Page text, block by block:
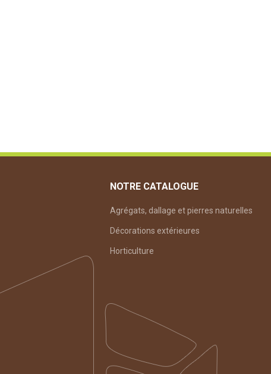
NOTRE CATALOGUE
Agrégats, dallage et pierres naturelles
Décorations extérieures
Horticulture